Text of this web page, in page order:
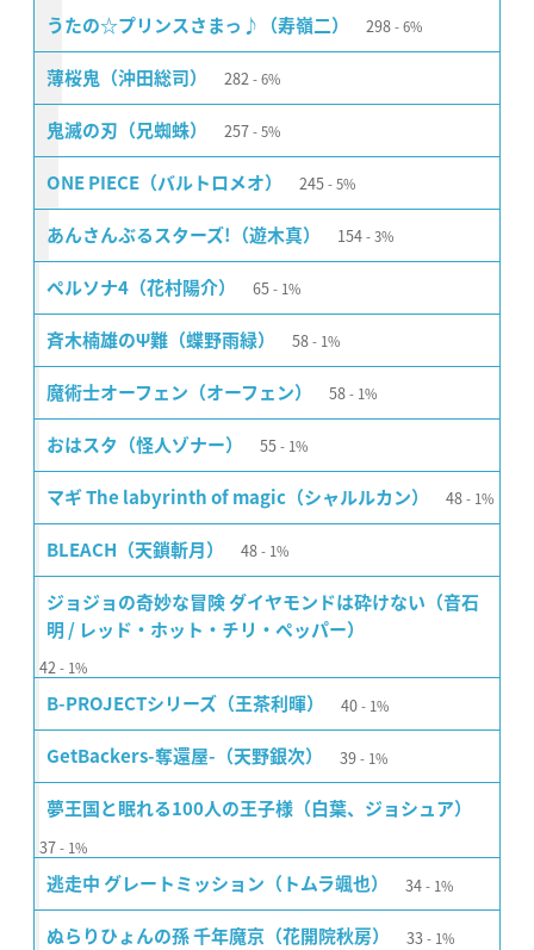
うたの☆プリンスさまっ♪（寿嶺二） 298 6%
薄桜鬼（沖田総司） 282 6%
鬼滅の刃（兄蜘蛛） 257 5%
ONE PIECE（バルトロメオ） 245 5%
あんさんぶるスターズ!（遊木真） 154 3%
ペルソナ4（花村陽介） 65 1%
斉木楠雄のΨ難（蝶野雨緑） 58 1%
魔術士オーフェン（オーフェン） 58 1%
おはスタ（怪人ゾナー） 55 1%
マギ The labyrinth of magic（シャルルカン） 48 1%
BLEACH（天鎖斬月） 48 1%
ジョジョの奇妙な冒険 ダイヤモンドは砕けない（音石
明 / レッド・ホット・チリ・ペッパー）
42 1%
B-PROJECTシリーズ（王茶利暉） 40 1%
GetBackers-奪還屋-（天野銀次） 39 1%
夢王国と眠れる100人の王子様（白葉、ジョシュア）
37 1%
逃走中 グレートミッション（トムラ颯也） 34 1%
ぬらりひょんの孫 千年魔京（花開院秋房） 33 1%